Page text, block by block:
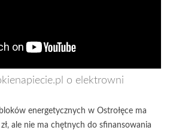
o elektrowni
energetycznych w Ostrołęce ma
ale nie ma chętnych do sfinansowania